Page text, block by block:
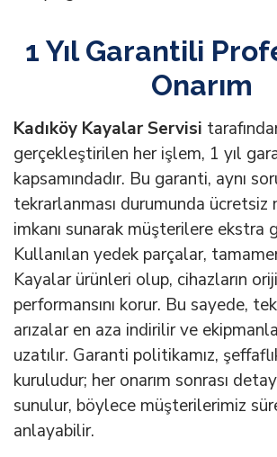
1 Yıl Garantili
Onarım
Kadıköy Kayalar Servisi
gerçekleştirilen her işlem, 1 yıl
kapsamındadır. Bu garanti, aynı
tekrarlanması durumunda ücretsiz
imkanı sunarak müşterilere ekstra
Kullanılan yedek parçalar,
Kayalar ürünleri olup, cihazların
performansını korur. Bu sayede,
arızalar en aza indirilir ve
uzatılır. Garanti politikamız,
kuruludur; her onarım sonrası
sunulur, böylece müşterilerimiz
anlayabilir.